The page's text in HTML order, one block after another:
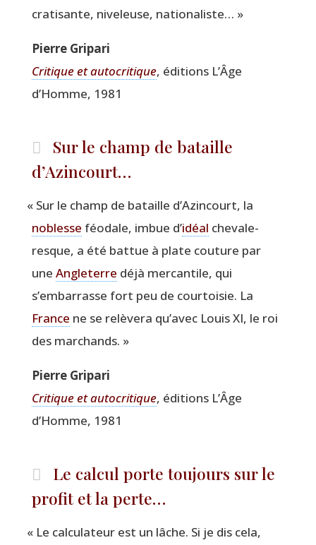
cra­ti­sante, nive­leuse, nationaliste… »
Pierre Gri­pa­ri
Cri­tique et auto­cri­tique, édi­tions L’Âge
d’Homme, 1981
Sur le champ de bataille
d’Azincourt…
« Sur le champ de bataille d’A­zin­court, la
noblesse féo­dale, imbue d’idéal che­va­le­
resque, a été bat­tue à plate cou­ture par
une Angle­terre déjà mer­can­tile, qui
s’embarrasse fort peu de cour­toi­sie. La
France ne se relè­ve­ra qu’a­vec Louis XI, le roi
des marchands. »
Pierre Gri­pa­ri
Cri­tique et auto­cri­tique, édi­tions L’Âge
d’Homme, 1981
Le calcul porte toujours sur le
profit et la perte…
« Le cal­cu­la­teur est un lâche. Si je dis cela,